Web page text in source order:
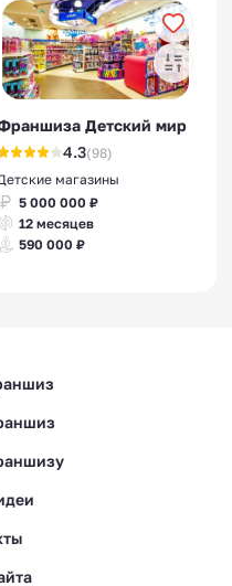
Детский мир
4.3(98)
магазины
5 000 000 ₽
12 месяцев
590 000 ₽